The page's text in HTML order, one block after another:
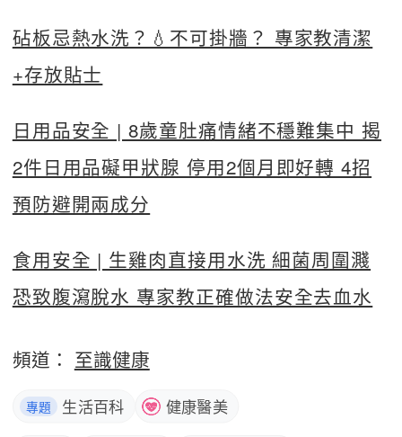
砧板忌熱水洗？💧不可掛牆？ 專家教清潔
+存放貼士
日用品安全 | 8歲童肚痛情緒不穩難集中 揭
2件日用品礙甲狀腺 停用2個月即好轉 4招
預防避開兩成分
食用安全 | 生雞肉直接用水洗 細菌周圍濺
恐致腹瀉脫水 專家教正確做法安全去血水
頻道： 至識健康
專題 生活百科 健康醫美